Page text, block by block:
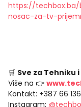
https://techbox.ba/
nosac-za-tv-
🛒 Sve za Tehniku
Više na 👉
Kontakt: +387 66
Instagram: